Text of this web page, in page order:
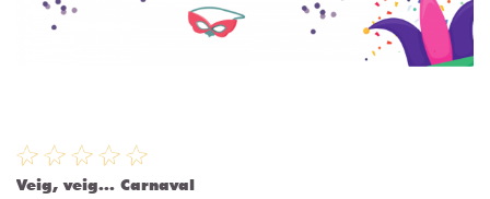
Veig, veig... Carnaval